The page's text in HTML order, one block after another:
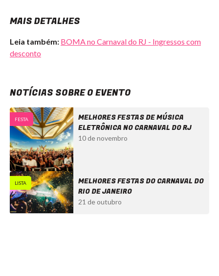
MAIS DETALHES
Leia também: BOMA no Carnaval do RJ - Ingressos com
desconto
NOTÍCIAS SOBRE O EVENTO
FESTA
MELHORES FESTAS DE MÚSICA
ELETRÔNICA NO CARNAVAL DO RJ
10 de novembro
LISTA
MELHORES FESTAS DO CARNAVAL DO
RIO DE JANEIRO
21 de outubro